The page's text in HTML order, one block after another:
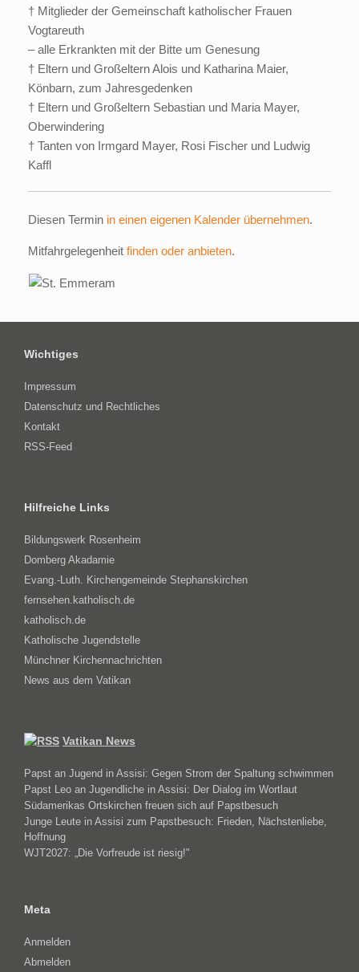
† Mitglieder der Gemeinschaft katholischer Frauen
Vogtareuth
– alle Erkrankten mit der Bitte um Genesung
† Eltern und Großeltern Alois und Katharina Maier,
Könbarn, zum Jahresgedenken
† Eltern und Großeltern Sebastian und Maria Mayer,
Oberwindering
† Tanten von Irmgard Mayer, Rosi Fischer und Ludwig
Kaffl
Diesen Termin in einen eigenen Kalender übernehmen.
Mitfahrgelegenheit finden oder anbieten.
Wichtiges
Impressum
Datenschutz und Rechtliches
Kontakt
RSS-Feed
Hilfreiche Links
Bildungswerk Rosenheim
Domberg Akadamie
Evang.-Luth. Kirchengemeinde Stephanskirchen
fernsehen.katholisch.de
katholisch.de
Katholische Jugendstelle
Münchner Kirchennachrichten
News aus dem Vatikan
Vatikan News
Papst an Jugend in Assisi: Gegen Strom der Spaltung schwimmen
Papst Leo an Jugendliche in Assisi: Der Dialog im Wortlaut
Südamerikas Ortskirchen freuen sich auf Papstbesuch
Junge Leute in Assisi zum Papstbesuch: Frieden, Nächstenliebe,
Hoffnung
WJT2027: „Die Vorfreude ist riesig!"
Meta
Anmelden
Abmelden